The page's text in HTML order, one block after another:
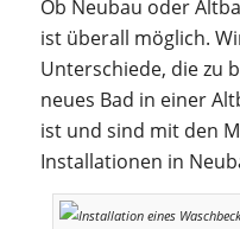
Ob Neubau oder
ist überall möglich.
Unterschiede, die zu
neues Bad in einer
ist und sind mit den
Installationen in